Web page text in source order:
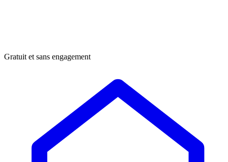
Gratuit et sans engagement